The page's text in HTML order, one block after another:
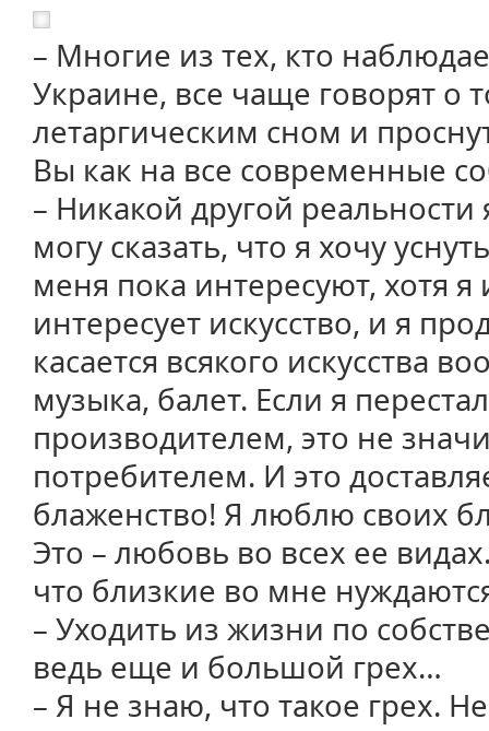
– Многие из тех, кто
Украине, все чаще говорят о
летаргическим сном и
Вы как на все современные
– Никакой другой
могу сказать, что я хочу
меня пока интересуют, хотя
интересует искусство, и я
касается всякого искусства
музыка, балет. Если я
производителем, это не
потребителем. И это
блаженство! Я люблю своих
Это – любовь во всех ее
что близкие во мне
– Уходить из жизни по
ведь еще и большой грех…
– Я не знаю, что такое грех.